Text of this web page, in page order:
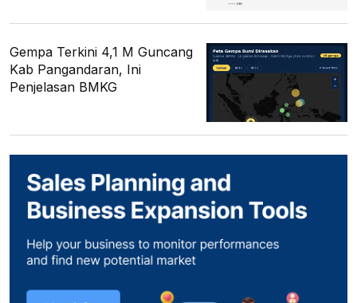
Gempa Terkini 4,1 M Guncang
Kab Pangandaran, Ini
Penjelasan BMKG